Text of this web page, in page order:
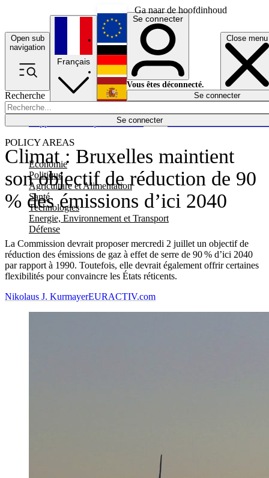
Ga naar de hoofdinhoud
Open sub
navigation
Close menu
Recherche
Se connecter
POLICY AREAS
Economie
Politique
Agriculture et Alimentation
Santé
Technologies
Energie, Environnement et Transport
Défense
Économie
Français
English
Deutsch
Español
Se connecter
Vous êtes déconnecté.
Se connecter
Climat : Bruxelles maintient
son objectif de réduction de 90
% des émissions d’ici 2040
La Commission devrait proposer mercredi 2 juillet un objectif de
réduction des émissions de gaz à effet de serre de 90 % d’ici 2040
par rapport à 1990. Toutefois, elle devrait également offrir certaines
flexibilités pour convaincre les États réticents.
Nikolaus J. KurmayerEURACTIV.com